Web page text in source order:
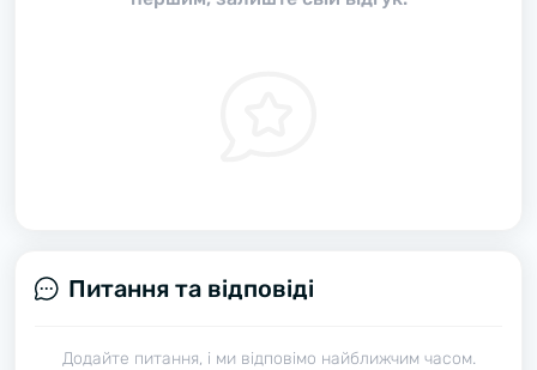
Питання та відповіді
Додайте питання, і ми відповімо найближчим часом.